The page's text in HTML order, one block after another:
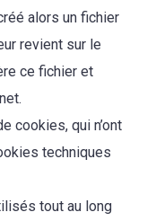
alors un fichier
revient sur le
ce fichier et
cookies, qui n’ont
techniques
tout au long